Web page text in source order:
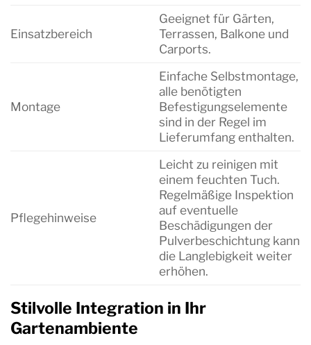
Einsatzbereich
Geeignet für Gärten,
Terrassen, Balkone und
Carports.
Montage
Einfache Selbstmontage,
alle benötigten
Befestigungselemente
sind in der Regel im
Lieferumfang enthalten.
Pflegehinweise
Leicht zu reinigen mit
einem feuchten Tuch.
Regelmäßige Inspektion
auf eventuelle
Beschädigungen der
Pulverbeschichtung kann
die Langlebigkeit weiter
erhöhen.
Stilvolle Integration in Ihr
Gartenambiente